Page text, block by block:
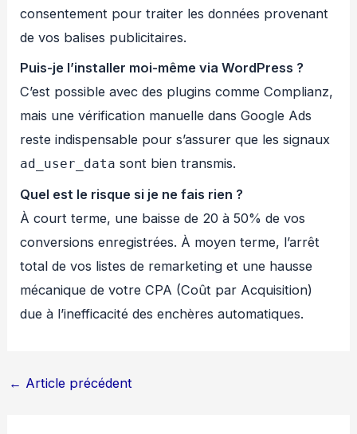
consentement pour traiter les données provenant
de vos balises publicitaires.
Puis-je l’installer moi-même via WordPress ?
C’est possible avec des plugins comme Complianz,
mais une vérification manuelle dans Google Ads
reste indispensable pour s’assurer que les signaux
ad_user_data sont bien transmis.
Quel est le risque si je ne fais rien ?
À court terme, une baisse de 20 à 50% de vos
conversions enregistrées. À moyen terme, l’arrêt
total de vos listes de remarketing et une hausse
mécanique de votre CPA (Coût par Acquisition)
due à l’inefficacité des enchères automatiques.
← Article précédent